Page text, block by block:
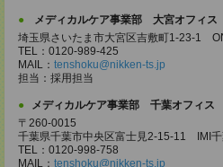
メディカルケア事業部 大宮オフィス
埼玉県さいたま市大宮区吉敷町1-23-1
TEL：0120-989-425
MAIL： tenshoku@nikken-ts.jp
担当：採用担当
メディカルケア事業部 千葉オフィス
〒260-0015
千葉県千葉市中央区富士見2-15-11 IMI
TEL：0120-998-758
MAIL： tenshoku@nikken-ts.jp